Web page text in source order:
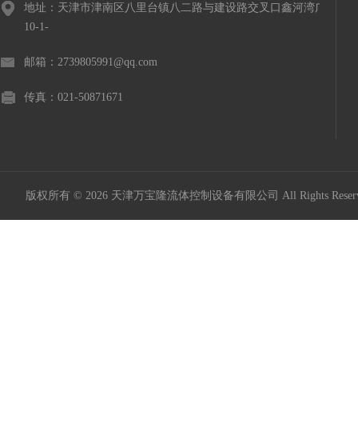
地址：天津市津南区八里台镇八二路与建设路交叉口鑫河湾广场
10-1-
邮箱：2739805991@qq.com
传真：021-50871671
版权所有 © 2026 天津万宝隆流体控制设备有限公司 All Rights